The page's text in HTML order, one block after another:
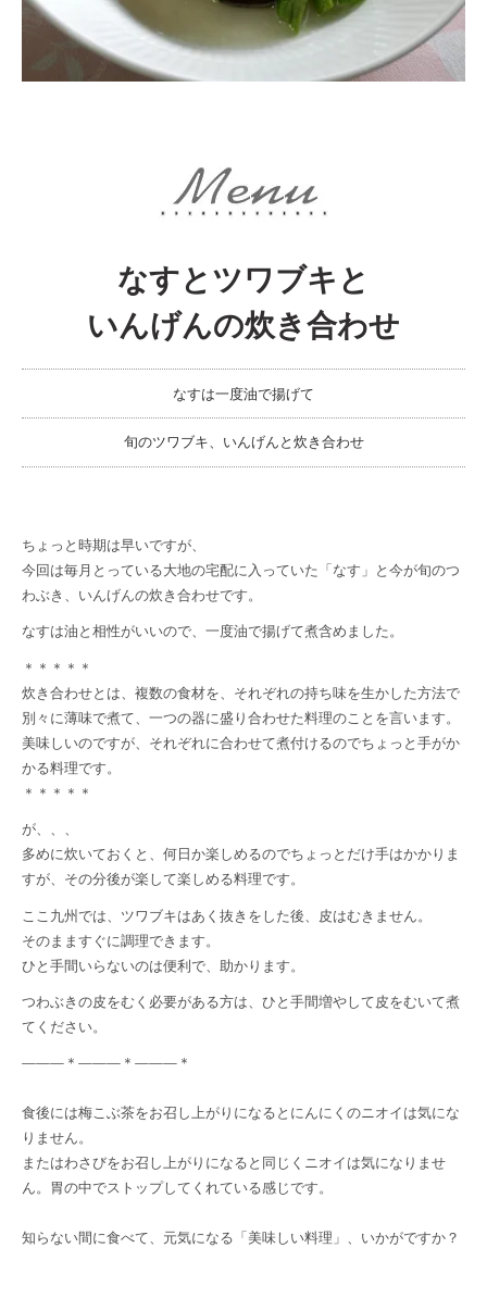
なすとツワブキと
いんげんの炊き合わせ
なすは一度油で揚げて
旬のツワブキ、いんげんと炊き合わせ
ちょっと時期は早いですが、
今回は毎月とっている大地の宅配に入っていた「なす」と今が旬のつ
わぶき、いんげんの炊き合わせです。
なすは油と相性がいいので、一度油で揚げて煮含めました。
＊＊＊＊＊
炊き合わせとは、複数の食材を、それぞれの持ち味を生かした方法で
別々に薄味で煮て、一つの器に盛り合わせた料理のことを言います。
美味しいのですが、それぞれに合わせて煮付けるのでちょっと手がか
かる料理です。
＊＊＊＊＊
が、、、
多めに炊いておくと、何日か楽しめるのでちょっとだけ手はかかりま
すが、その分後が楽して楽しめる料理です。
ここ九州では、ツワブキはあく抜きをした後、皮はむきません。
そのまますぐに調理できます。
ひと手間いらないのは便利で、助かります。
つわぶきの皮をむく必要がある方は、ひと手間増やして皮をむいて煮
てください。
———＊———＊———＊
食後には梅こぶ茶をお召し上がりになるとにんにくのニオイは気にな
りません。
またはわさびをお召し上がりになると同じくニオイは気になりませ
ん。胃の中でストップしてくれている感じです。
知らない間に食べて、元気になる「美味しい料理」、いかがですか？